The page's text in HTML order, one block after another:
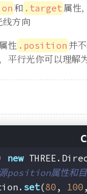
和 .target 属性
线方向
性 .position 并
平行光你可以理解
new
position属性和
set(80 , 100